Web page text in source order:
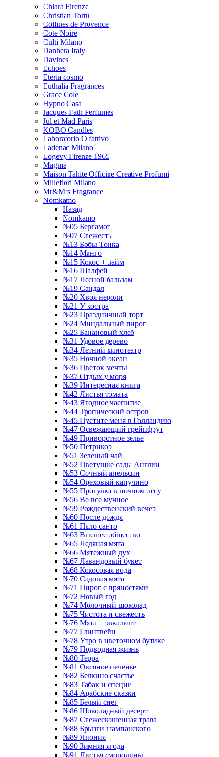
Chiara Firenze
Christian Tortu
Collines de Provence
Cote Noire
Culti Milano
Danhera Italy
Davines
Echoes
Eteria cosmo
Euthalia Fragrances
Grace Cole
Hypno Casa
Jacques Fath Perfumes
Jul et Mad Paris
KOBO Candles
Laboratorio Olfattivo
Ladenac Milano
Logevy Firenze 1965
Magma
Maison Tahite Officine Creative Profumi
Millefiori Milano
Mr&Mrs Fragrance
Nomkamo
Назад
Nomkamo
№05 Бергамот
№07 Свежесть
№13 Бобы Тонка
№14 Манго
№15 Кокос + лайм
№16 Шалфей
№17 Лесной бальзам
№19 Сандал
№20 Хвоя нероли
№21 У костра
№23 Праздничный торт
№24 Миндальный пирог
№25 Банановый хлеб
№31 Удовое дерево
№34 Летний кинотеатр
№35 Ночной океан
№36 Цветок мечты
№37 Отдых у моря
№39 Интересная книга
№42 Листья томата
№43 Ягодное чаепитие
№44 Тропический остров
№45 Пустите меня в Голландию
№47 Освежающий грейпфрут
№49 Приворотное зелье
№50 Петрикор
№51 Зеленый чай
№52 Цветущие сады Англии
№53 Сочный апельсин
№54 Ореховый капучино
№55 Прогулка в ночном лесу
№56 Во все мучное
№59 Рождественский вечер
№60 После дождя
№61 Пало санто
№63 Высшее общество
№65 Ледяная мята
№66 Мятежный дух
№67 Лавандовый букет
№68 Кокосовая вода
№70 Садовая мята
№71 Пирог с пряностями
№72 Новый год
№74 Молочный шоколад
№75 Чистота и свежесть
№76 Мята + эвкалипт
№77 Глинтвейн
№78 Утро в цветочном бутике
№79 Подводная жизнь
№80 Терра
№81 Овсяное печенье
№82 Белкино счастье
№83 Табак и специи
№84 Арабские сказки
№85 Белый снег
№86 Шоколадный десерт
№87 Свежескошенная трава
№88 Брызги шампанского
№89 Япония
№90 Зимняя ягода
№91 Листья смородины